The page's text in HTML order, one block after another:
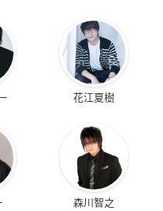
花江夏樹
森川智之